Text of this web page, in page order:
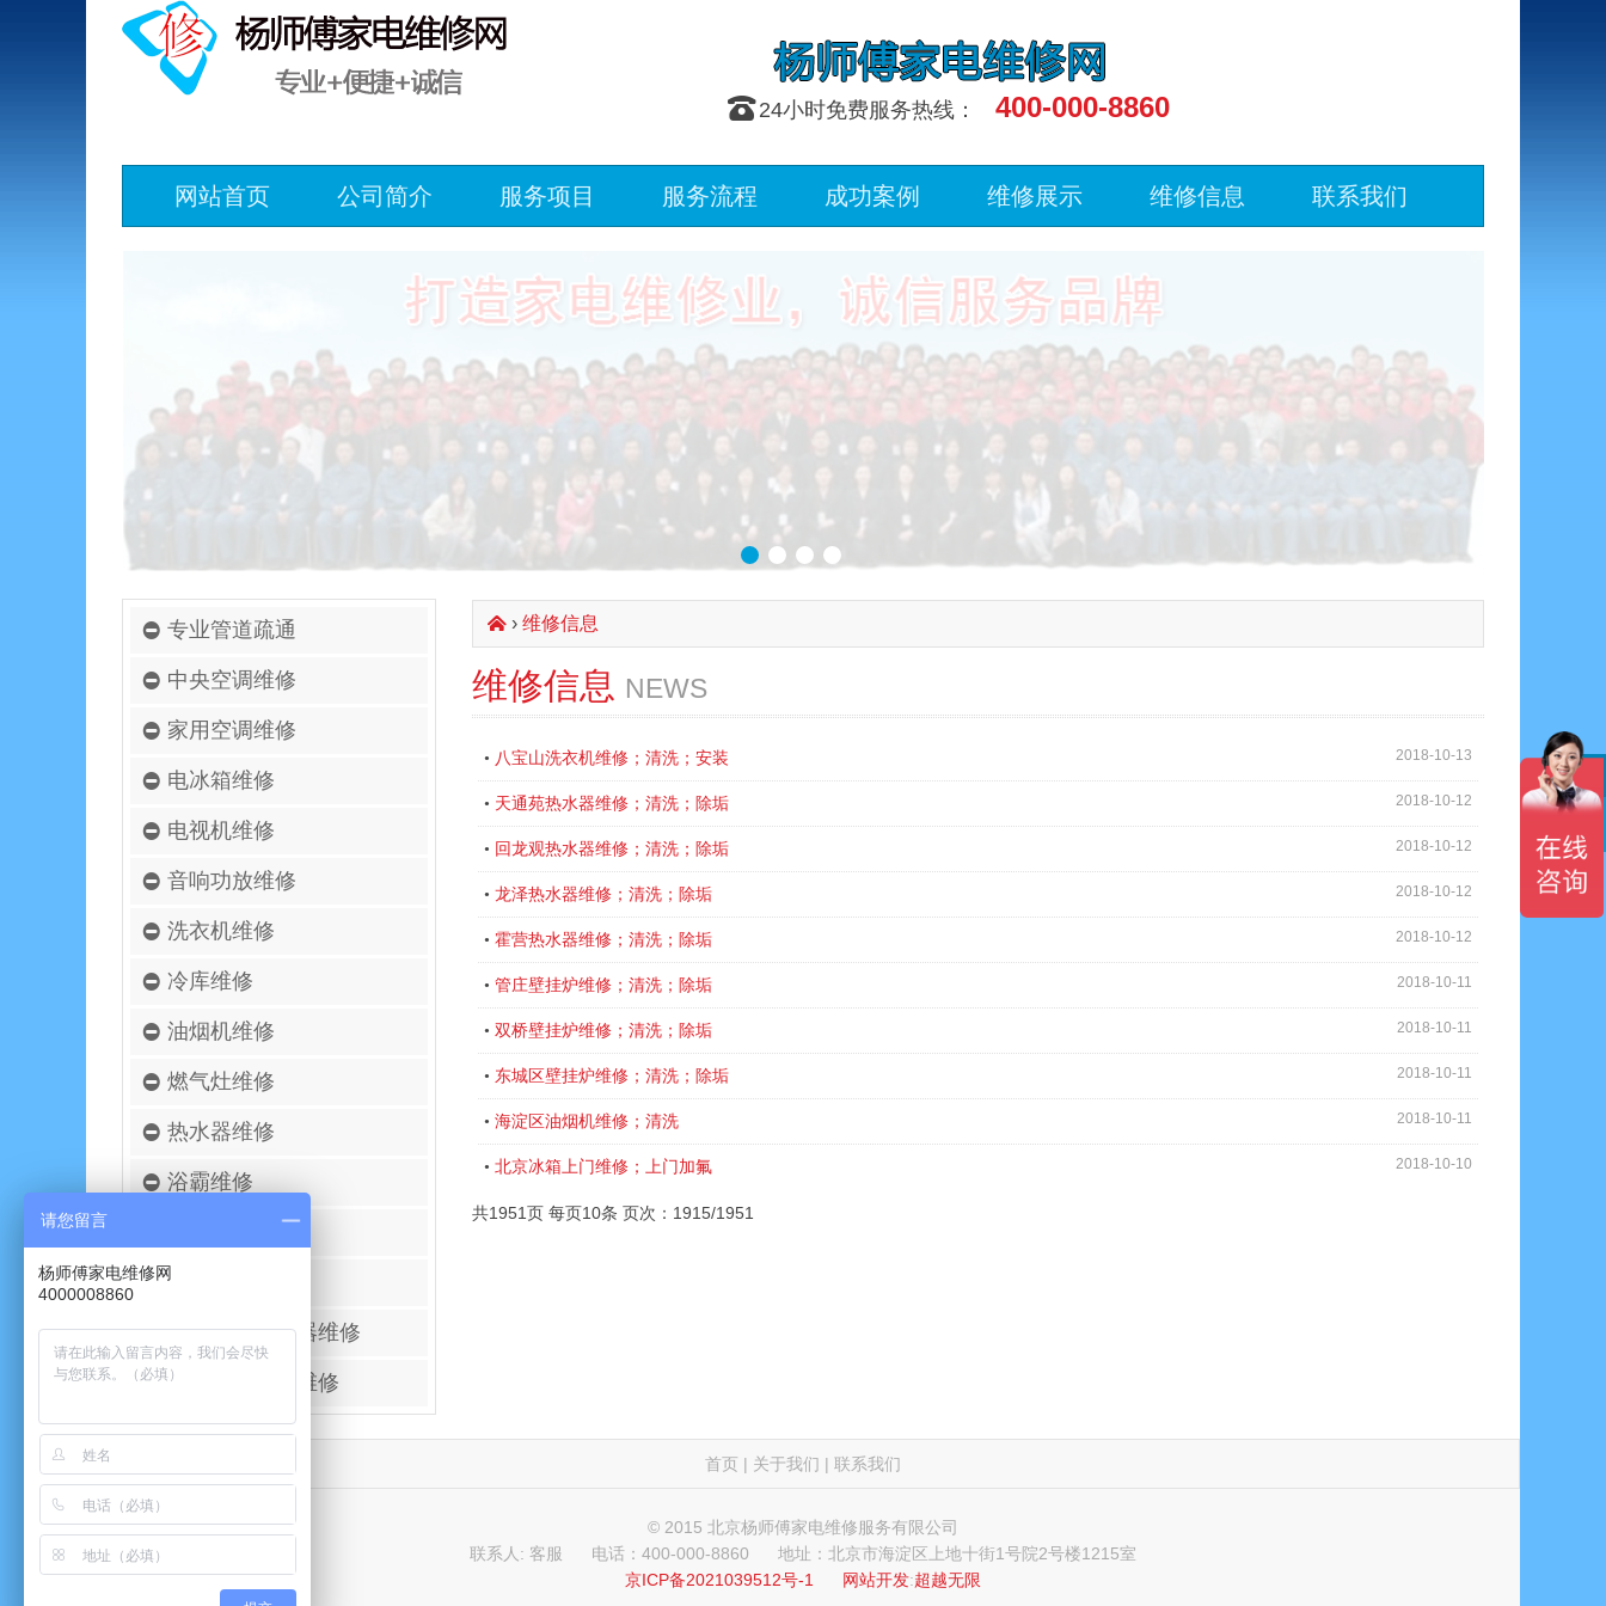
󰇯 24小时免费服务热线： 400-000-8860
网站首页 公司简介 服务项目 服务流程 成功案例 维修展示 维修信息 联系我们
专业管道疏通
中央空调维修
家用空调维修
电冰箱维修
电视机维修
音响功放维修
洗衣机维修
冷库维修
油烟机维修
燃气灶维修
热水器维修
浴霸维修
壁挂炉维修
进口空气净化器维修
太阳能热水器维修
󰄫› 维修信息
维修信息 NEWS
• 八宝山洗衣机维修；清洗；安装 2018-10-13
• 天通苑热水器维修；清洗；除垢 2018-10-12
• 回龙观热水器维修；清洗；除垢 2018-10-12
• 龙泽热水器维修；清洗；除垢 2018-10-12
• 霍营热水器维修；清洗；除垢 2018-10-12
• 管庄壁挂炉维修；清洗；除垢 2018-10-11
• 双桥壁挂炉维修；清洗；除垢 2018-10-11
• 东城区壁挂炉维修；清洗；除垢 2018-10-11
• 海淀区油烟机维修；清洗 2018-10-11
• 北京冰箱上门维修；上门加氟 2018-10-10
共1951页 每页10条 页次：1915/1951
首页 | 关于我们 | 联系我们
© 2015 北京杨师傅家电维修服务有限公司
联系人: 客服
电话：400-000-8860
地址：北京市海淀区上地十街1号院2号楼1215室
京ICP备2021039512号-1
网站开发:超越无限
请您留言
杨师傅家电维修网
4000008860